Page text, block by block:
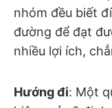
nhóm đều biết
đường để đạt
nhiều lợi ích,
Hướng đi: Một